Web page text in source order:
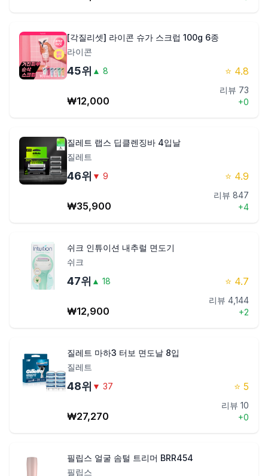
[각질리셋] 라이콘 슈가 스크럽 100g 6종
라이콘
45위 ▲ 8 ⭐ 4.8
₩12,000
리뷰 73
+0
질레트 랩스 딥클렌징바 4입날
질레트
46위 ▼ 9 ⭐ 4.9
₩35,900
리뷰 847
+4
쉬크 인튜이션 내추럴 면도기
쉬크
47위 ▲ 18 ⭐ 4.7
₩12,900
리뷰 4,144
+2
질레트 마하3 터보 면도날 8입
질레트
48위 ▼ 37 ⭐ 5
₩27,270
리뷰 10
+0
필립스 얼굴 솜털 트리머 BRR454
필립스